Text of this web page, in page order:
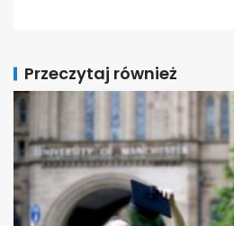
Przeczytaj również